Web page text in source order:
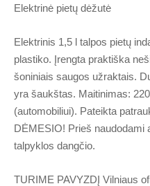
Elektrinė pietų dėžutė
Elektrinis 1,5 l talpos pietų
plastiko. Įrengta praktiška
šoniniais saugos užraktais.
yra šaukštas. Maitinimas:
(automobiliui). Pateikta
DĖMESIO! Prieš naudodami
talpyklos dangčio.
TURIME PAVYZDĮ Vilniaus